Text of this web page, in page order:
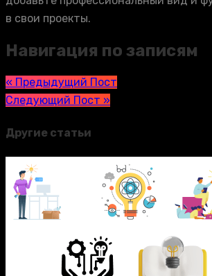
в свои проекты.
Навигация по записям
« Предыдущий Пост
Следующий Пост »
Другие статьи